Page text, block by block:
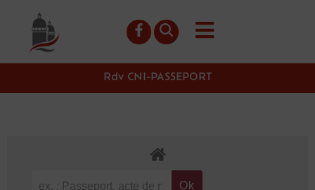
principal
Rdv CNI-PASSEPORT